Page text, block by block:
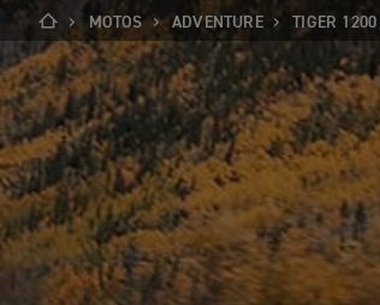
MOTOS ADVENTURE TIGER 1200